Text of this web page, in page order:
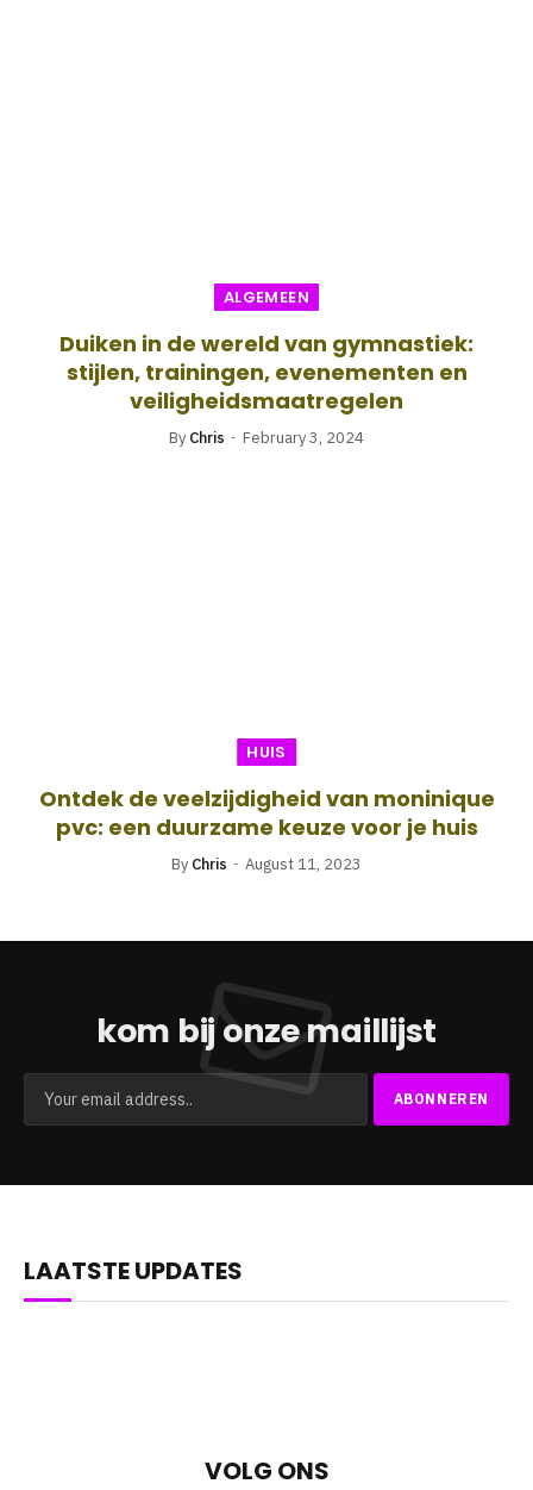
ALGEMEEN
Duiken in de wereld van gymnastiek:
stijlen, trainingen, evenementen en
veiligheidsmaatregelen
By Chris February 3, 2024
HUIS
Ontdek de veelzijdigheid van moninique
pvc: een duurzame keuze voor je huis
By Chris August 11, 2023
kom bij onze maillijst
LAATSTE UPDATES
VOLG ONS